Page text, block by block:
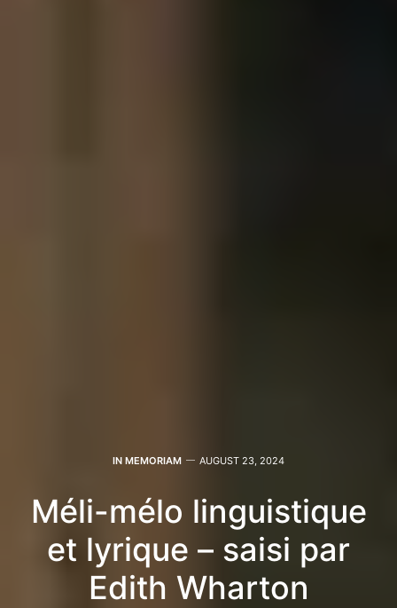
IN MEMORIAM AUGUST 23, 2024
Méli-mélo linguistique
et lyrique – saisi par
Edith Wharton